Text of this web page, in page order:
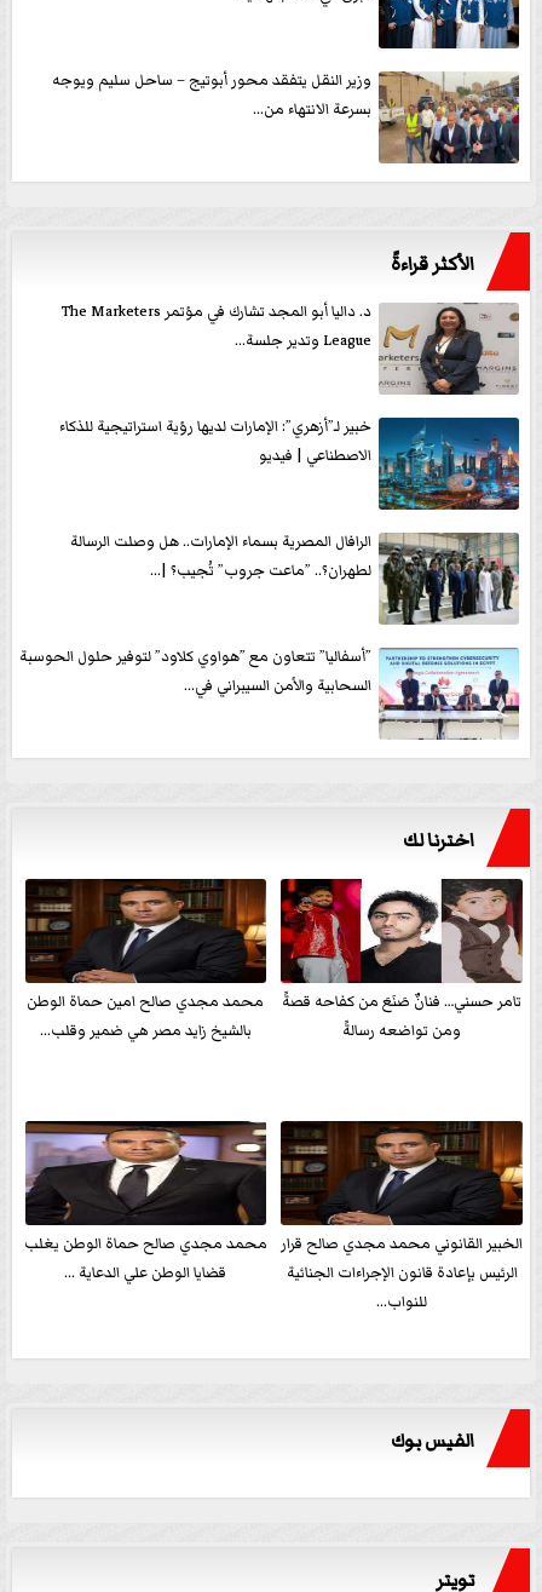
وزير النقل يتفقد محور أبوتيج – ساحل سليم ويوجه
بسرعة الانتهاء من...
الأكثر قراءةً
د. داليا أبو المجد تشارك في مؤتمر The Marketers
League وتدير جلسة...
خبير لـ”أزهري”: الإمارات لديها رؤية استراتيجية للذكاء
الاصطناعي | فيديو
الرافال المصرية بسماء الإمارات.. هل وصلت الرسالة
لطهران؟.. ”ماعت جروب” تُجيب؟ |...
”أسفاليا” تتعاون مع ”هواوي كلاود” لتوفير حلول الحوسبة
السحابية والأمن السيبراني في...
اخترنا لك
تامر حسني… فنانٌ صَنَعَ من كفاحه قصةً
ومن تواضعه رسالةً
محمد مجدي صالح امين حماة الوطن
بالشيخ زايد مصر هي ضمير وقلب...
الخبير القانوني محمد مجدي صالح قرار
الرئيس بإعادة قانون الإجراءات الجنائية
للنواب...
محمد مجدي صالح حماة الوطن يغلب
قضايا الوطن علي الدعاية ...
الفيس بوك
تويتر